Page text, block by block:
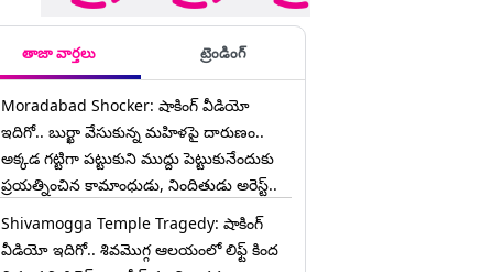
తాజా వార్తలు ట్రెండింగ్
Moradabad Shocker: షాకింగ్ వీడియో
ఇదిగో.. బుర్ఖా వేసుకున్న మహిళపై దారుణం..
అక్కడ గట్టిగా పట్టుకుని ముద్దు పెట్టుకునేందుకు
ప్రయత్నించిన కామాంధుడు, నిందితుడు అరెస్ట్..
Shivamogga Temple Tragedy: షాకింగ్
వీడియో ఇదిగో.. శివమొగ్గ ఆలయంలో లిఫ్ట్ కింద